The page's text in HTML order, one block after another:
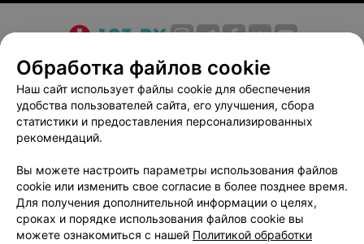
О проекте Новости проекта
Размещение рекламы
Медицинский маркетинг
Публичный договор
Пользовательское соглашение
Способы оплаты
Вакансии
Партнеры
Написать в поддержку
Персональные настройки cookie
Обработка персональных данных
Обработка файлов cookie
Наш сайт использует файлы cookie для обеспечения
удобства пользователей сайта, его улучшения, сбора
статистики и предоставления персонализированных
рекомендаций.
Вы можете настроить параметры использования файлов
cookie или изменить свое согласие в более позднее время.
Для получения дополнительной информации о целях,
сроках и порядке использования файлов cookie вы
можете ознакомиться с нашей Политикой обработки